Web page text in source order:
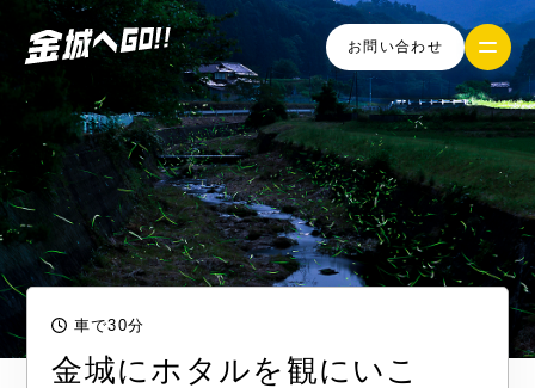
お問い合わせ
車で30分
金城にホタルを観にいこ